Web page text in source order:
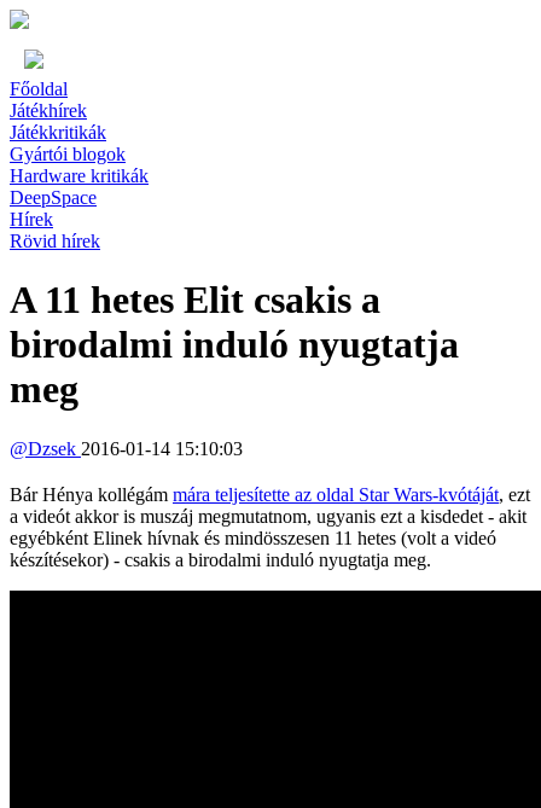
Főoldal
Játékhírek
Játékkritikák
Gyártói blogok
Hardware kritikák
DeepSpace
Hírek
Rövid hírek
A 11 hetes Elit csakis a
birodalmi induló nyugtatja
meg
@Dzsek 2016-01-14 15:10:03
Bár Hénya kollégám mára teljesítette az oldal Star Wars-kvótáját, ezt
a videót akkor is muszáj megmutatnom, ugyanis ezt a kisdedet - akit
egyébként Elinek hívnak és mindösszesen 11 hetes (volt a videó
készítésekor) - csakis a birodalmi induló nyugtatja meg.